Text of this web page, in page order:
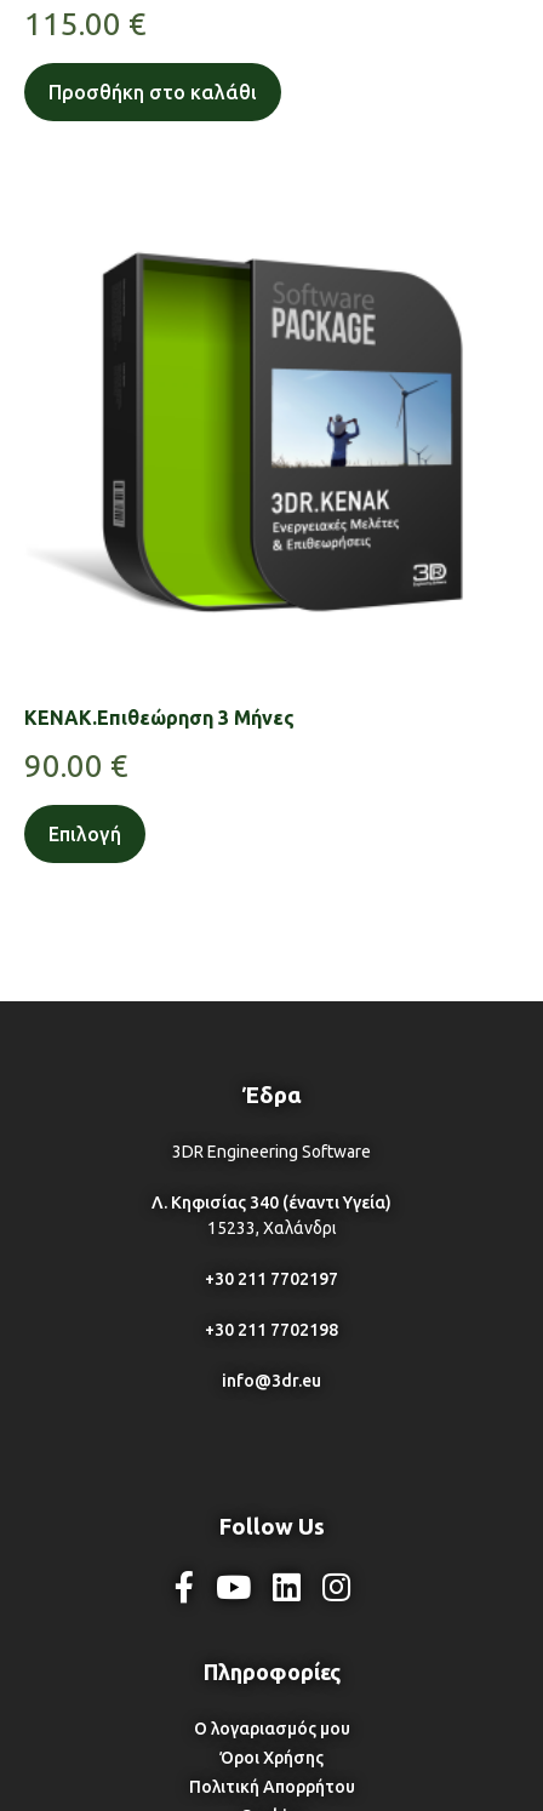
115.00 €
Προσθήκη στο καλάθι
KENAK.Επιθεώρηση 3 Μήνες
90.00 €
Επιλογή
Έδρα
3DR Engineering Software
Λ. Κηφισίας 340 (έναντι Υγεία)
15233, Χαλάνδρι
+30 211 7702197
+30 211 7702198
info@3dr.eu
Follow Us
Ο λογαριασμός μου
Όροι Χρήσης
Πολιτική Απορρήτου